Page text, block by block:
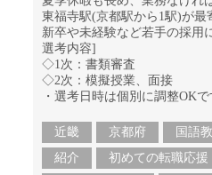
東福寺駅(京都駅から1駅)が最
新卒や未経験など若手の採用
選考内容]
◇1次：書類審査
◇2次：模擬授業、面接
・選考日時は個別に調整OKで
近畿 京都府 国語
紹介
初めての転職応援